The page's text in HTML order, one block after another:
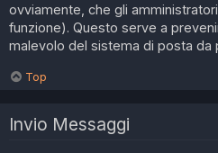
ovviamente, che gli
funzione). Questo serve a
malevolo del sistema di posta da
Top
Invio Messaggi